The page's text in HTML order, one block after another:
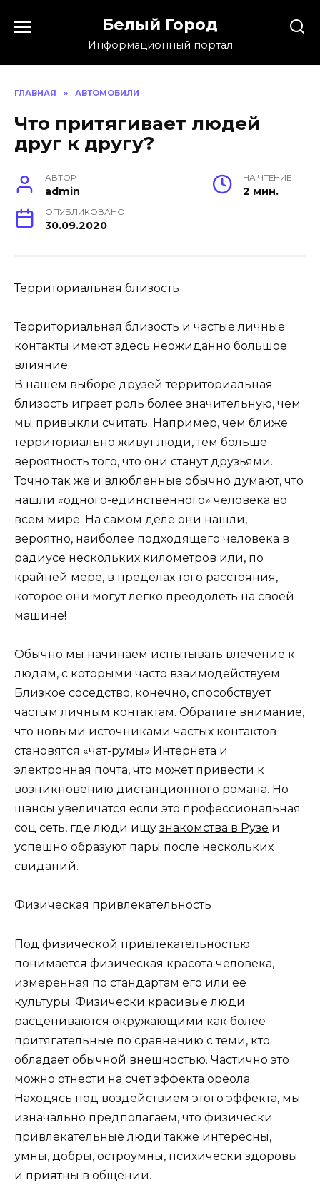
Белый Город
Информационный портал
ГЛАВНАЯ » АВТОМОБИЛИ
Что притягивает людей
друг к другу?
АВТОР
admin
НА ЧТЕНИЕ
2 мин.
ОПУБЛИКОВАНО
30.09.2020
Территориальная близость
Территориальная близость и частые личные
контакты имеют здесь неожиданно большое
влияние.
В нашем выборе друзей территориальная
близость играет роль более значительную, чем
мы привыкли считать. Например, чем ближе
территориально живут люди, тем больше
вероятность того, что они станут друзьями.
Точно так же и влюбленные обычно думают, что
нашли «одного-единственного» человека во
всем мире. На самом деле они нашли,
вероятно, наиболее подходящего человека в
радиусе нескольких километров или, по
крайней мере, в пределах того расстояния,
которое они могут легко преодолеть на своей
машине!
Обычно мы начинаем испытывать влечение к
людям, с которыми часто взаимодействуем.
Близкое соседство, конечно, способствует
частым личным контактам. Обратите внимание,
что новыми источниками частых контактов
становятся «чат-румы» Интернета и
электронная почта, что может привести к
возникновению дистанционного романа. Но
шансы увеличатся если это профессиональная
соц сеть, где люди ищу знакомства в Рузе и
успешно образуют пары после нескольких
свиданий.
Физическая привлекательность
Под физической привлекательностью
понимается физическая красота человека,
измеренная по стандартам его или ее
культуры. Физически красивые люди
расцениваются окружающими как более
притягательные по сравнению с теми, кто
обладает обычной внешностью. Частично это
можно отнести на счет эффекта ореола.
Находясь под воздействием этого эффекта, мы
изначально предполагаем, что физически
привлекательные люди также интересны,
умны, добры, остроумны, психически здоровы
и приятны в общении.